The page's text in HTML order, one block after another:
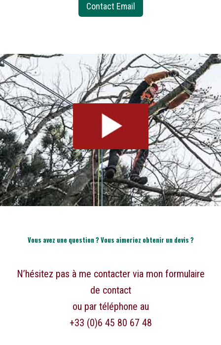
Contact Email
Vous avez une question ? Vous aimeriez obtenir un devis ?
N’hésitez pas à me contacter via mon formulaire
de contact
ou par téléphone au
+33 (0)6 45 80 67 48